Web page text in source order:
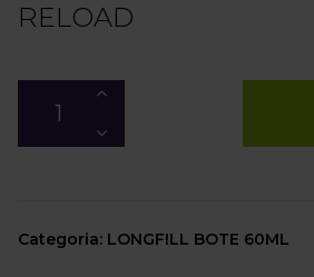
RELOAD
Categoria: LONGFILL BOTE 60ML